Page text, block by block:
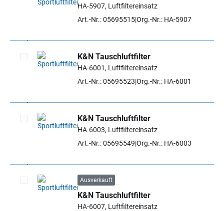
Artikel auswählen
HA-5907, Luftfiltereinsatz
Art.-Nr.: 05695515Org.-Nr.: HA-5907
Artikel auswählen
K&N Tauschluftfilter
HA-6001, Luftfiltereinsatz
Art.-Nr.: 05695523 Org.-Nr.: HA-6001
Artikel auswählen
K&N Tauschluftfilter
HA-6003, Luftfiltereinsatz
Art.-Nr.: 05695549 Org.-Nr.: HA-6003
Artikel auswählen
Ausverkauft
K&N Tauschluftfilter
HA-6007, Luftfiltereinsatz